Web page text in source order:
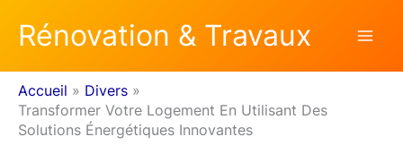
Rénovation & Travaux
Accueil
Divers
Transformer Votre Logement En Utilisant Des
Solutions Énergétiques Innovantes